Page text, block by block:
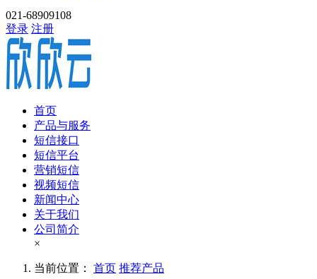
021-68909108
登录 注册
首页
产品与服务
短信接口
短信平台
营销短信
视频短信
新闻中心
关于我们
公司简介
×
当前位置： 首页 推荐产品